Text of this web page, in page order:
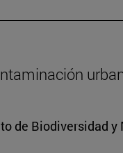
de Biodiversidad